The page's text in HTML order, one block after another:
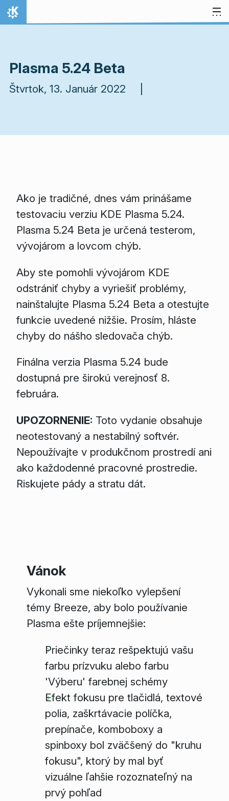
Preskočiť na obsah
Domov
Plasma 5.24 Beta
Štvrtok, 13. Január 2022 |
Ako je tradičné, dnes vám prinášame
testovaciu verziu KDE Plasma 5.24.
Plasma 5.24 Beta je určená testerom,
vývojárom a lovcom chýb.
Aby ste pomohli vývojárom KDE
odstrániť chyby a vyriešiť problémy,
nainštalujte Plasma 5.24 Beta a otestujte
funkcie uvedené nižšie. Prosím, hláste
chyby do nášho sledovača chýb.
Finálna verzia Plasma 5.24 bude
dostupná pre širokú verejnosť 8.
februára.
UPOZORNENIE: Toto vydanie obsahuje
neotestovaný a nestabilný softvér.
Nepoužívajte v produkčnom prostredí ani
ako každodenné pracovné prostredie.
Riskujete pády a stratu dát.
Vánok
Vykonali sme niekoľko vylepšení
témy Breeze, aby bolo používanie
Plasma ešte príjemnejšie:
Priečinky teraz rešpektujú vašu
farbu prízvuku alebo farbu
'Výberu' farebnej schémy
Efekt fokusu pre tlačidlá, textové
polia, zaškrtávacie políčka,
prepínače, komboboxy a
spinboxy bol zväčšený do "kruhu
fokusu", ktorý by mal byť
vizuálne ľahšie rozoznateľný na
prvý pohľad